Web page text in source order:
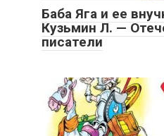
Баба Яга и ее
Кузьмин Л. —
писатели